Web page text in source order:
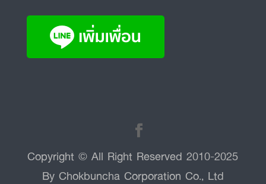
Copyright © All Right Reserved 2010-2025
By Chokbuncha Corporation Co., Ltd